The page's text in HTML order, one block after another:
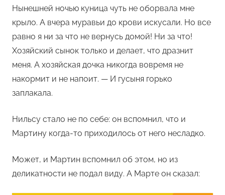
Нынешней ночью куница чуть не оборвала мне
крыло. А вчера муравьи до крови искусали. Но все
равно я ни за что не вернусь домой! Ни за что!
Хозяйский сынок только и делает, что дразнит
меня. А хозяйская дочка никогда вовремя не
накормит и не напоит. — И гусыня горько
заплакала.
Нильсу стало не по себе: он вспомнил, что и
Мартину когда-то приходилось от него несладко.
Может, и Мартин вспомнил об этом, но из
деликатности не подал виду. А Марте он сказал: